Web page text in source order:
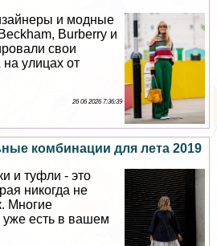
и модные
Burberry и
свои
улицах от
26 06 2026 7:36:39
комбинации для лета 2019
и туфли - это
никогда не
Многие
есть в вашем